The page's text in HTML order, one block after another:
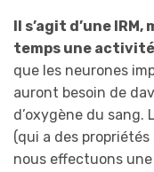
Il s’agit d’une IRM,
temps une
que les neurones
auront besoin de
d’oxygène du sang.
(qui a des
nous effectuons une